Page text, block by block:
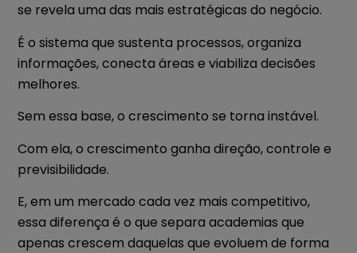
se revela uma das mais estratégicas do negócio.
É o sistema que sustenta processos, organiza
informações, conecta áreas e viabiliza decisões
melhores.
Sem essa base, o crescimento se torna instável.
Com ela, o crescimento ganha direção, controle e
previsibilidade.
E, em um mercado cada vez mais competitivo,
essa diferença é o que separa academias que
apenas crescem daquelas que evoluem de forma